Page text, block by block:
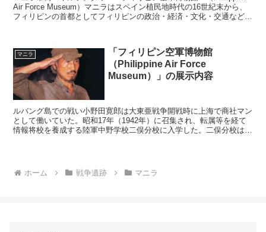
Air Force Museum）マニラはスペイン植民地時代の16世紀末から、
フィリピンの首都としてフィリピンの政治・経済・文化・交通など全
マニラ
「フィリピン空軍博物館
（Philippine Air Force
Museum）」の展示内容
ルバング島での戦い小野田寛郎は大東亜戦争開戦時に上海で商社マン
として働いていた。昭和17年（1942年）に召集され、転属等を経て
情報将校を養成する陸軍中野学校二俣分校に入学した。二俣分校は特
ホーム 戦争遺跡 マニラ